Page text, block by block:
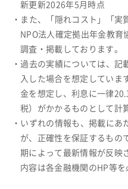
新更新2026年5月時点
・また、「隠れコスト」「実
NPO法人確定拠出年金教育
調査・掲載しております。
・過去の実績については、
入した場合を想定していま
金を想定し、利息に一律
税）がかかるものとして計
・いずれの情報も、掲載にあ
が、正確性を保証するもの
期によって最新情報が反映
内容は各金融機関のHP等を